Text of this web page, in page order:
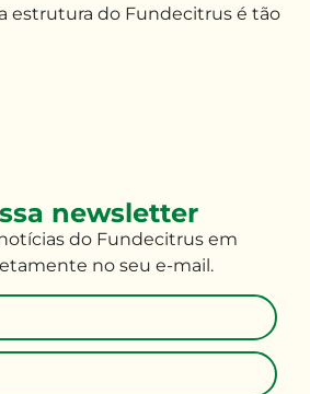
estrutura do Fundecitrus é tão
newsletter
do Fundecitrus em
no seu e-mail.